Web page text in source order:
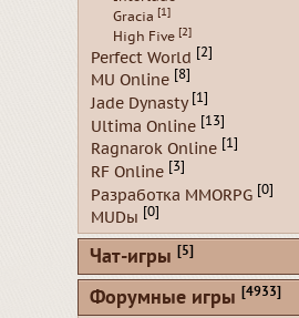
Gracia [1]
High Five [2]
Perfect World [2]
MU Online [8]
Jade Dynasty [1]
Ultima Online [13]
Ragnarok Online [1]
RF Online [3]
Разработка MMORPG [0]
MUDы [0]
Чат-игры [5]
Форумные игры [4933]